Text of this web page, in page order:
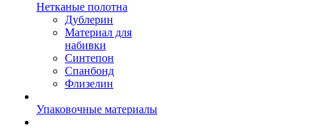
Нетканые полотна
Дублерин
Материал для
набивки
Синтепон
Спанбонд
Флизелин
Упаковочные материалы